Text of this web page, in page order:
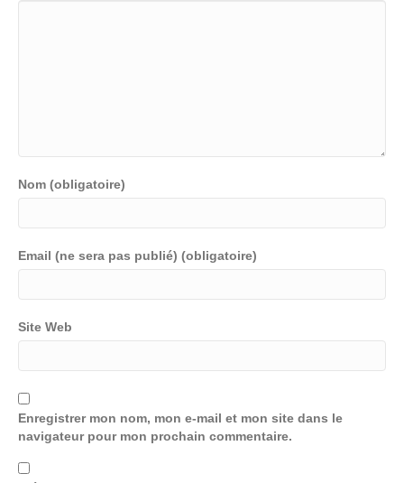
Nom (obligatoire)
Email (ne sera pas publié) (obligatoire)
Site Web
Enregistrer mon nom, mon e-mail et mon site dans le
navigateur pour mon prochain commentaire.